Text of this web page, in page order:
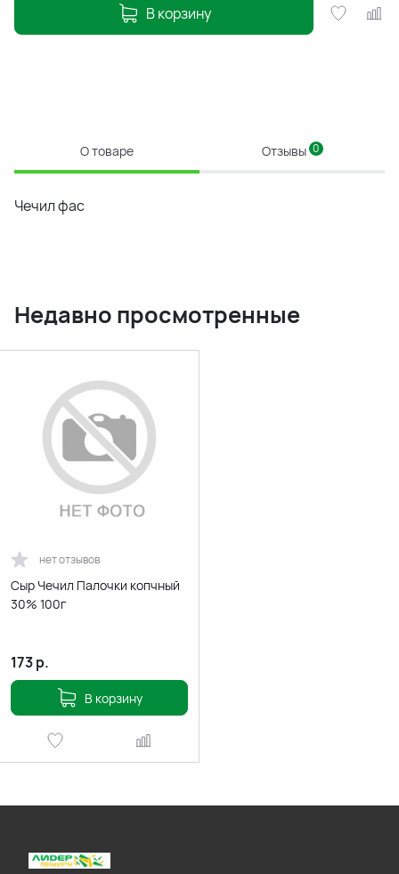
В корзину
О товаре Отзывы 0
Чечил фас
Недавно просмотренные
нет отзывов
Сыр Чечил Палочки копчный
30% 100г
173р.
В корзину